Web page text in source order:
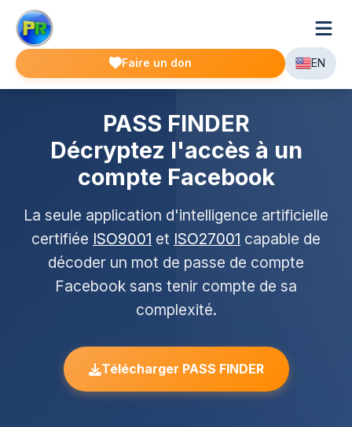
Faire un don EN
PASS FINDER
Décryptez l'accès à un
compte Facebook
La seule application d'intelligence artificielle
certifiée ISO9001 et ISO27001 capable de
décoder un mot de passe de compte
Facebook sans tenir compte de sa
complexité.
Télécharger PASS FINDER